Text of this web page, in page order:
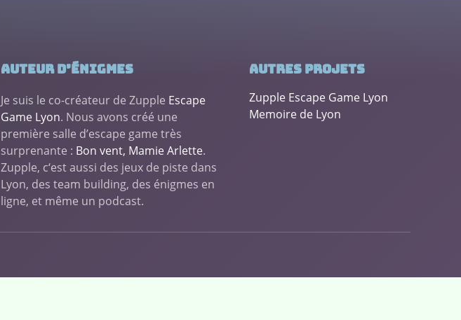
Auteur d’énigmes
Je suis le co-créateur de Zupple Escape
Game Lyon. Nous avons créé une
première salle d’escape game très
surprenante : Bon vent, Mamie Arlette.
Zupple, c‘est aussi des jeux de piste dans
Lyon, des team building, des énigmes en
ligne, et même un podcast.
Autres projets
Zupple Escape Game Lyon
Memoire de Lyon